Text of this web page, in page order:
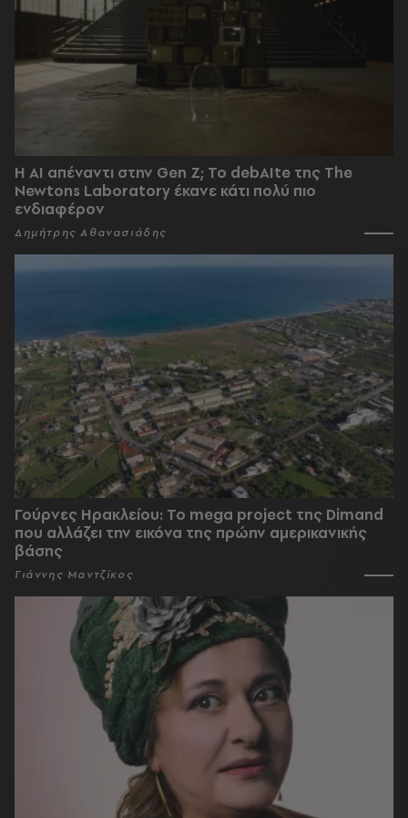
Η AI απέναντι στην Gen Z; Το debAIte της The
Newtons Laboratory έκανε κάτι πολύ πιο
ενδιαφέρον
Δημήτρης Αθανασιάδης
Γούρνες Ηρακλείου: To mega project της Dimand
που αλλάζει την εικόνα της πρώην αμερικανικής
βάσης
Γιάννης Μαντζίκος